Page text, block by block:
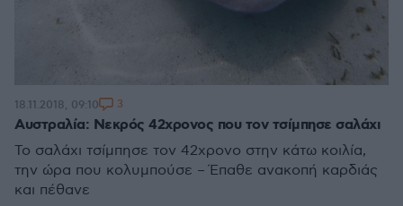
Αυστραλία: Νεκρός 42χρονος που τον τσίμπησε σαλάχι
Το σαλάχι τσίμπησε τον 42χρονο στην κάτω κοιλία,
την ώρα που κολυμπούσε – Έπαθε ανακοπή καρδιάς
και πέθανε
18.11.2018, 09:10 3